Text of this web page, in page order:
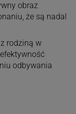
obraz
że są nadal
rodziną w
odbywania